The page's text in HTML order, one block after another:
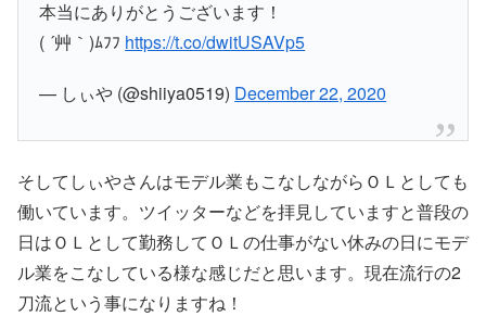
本当にありがとうございます！
( ´艸｀)ﾑﾌﾌ https://t.co/dwitUSAVp5
— しぃや (@shiiya0519) December 22, 2020
そしてしぃやさんはモデル業もこなしながらＯＬとしても
働いています。ツイッターなどを拝見していますと普段の
日はＯＬとして勤務してＯＬの仕事がない休みの日にモデ
ル業をこなしている様な感じだと思います。現在流行の2
刀流という事になりますね！